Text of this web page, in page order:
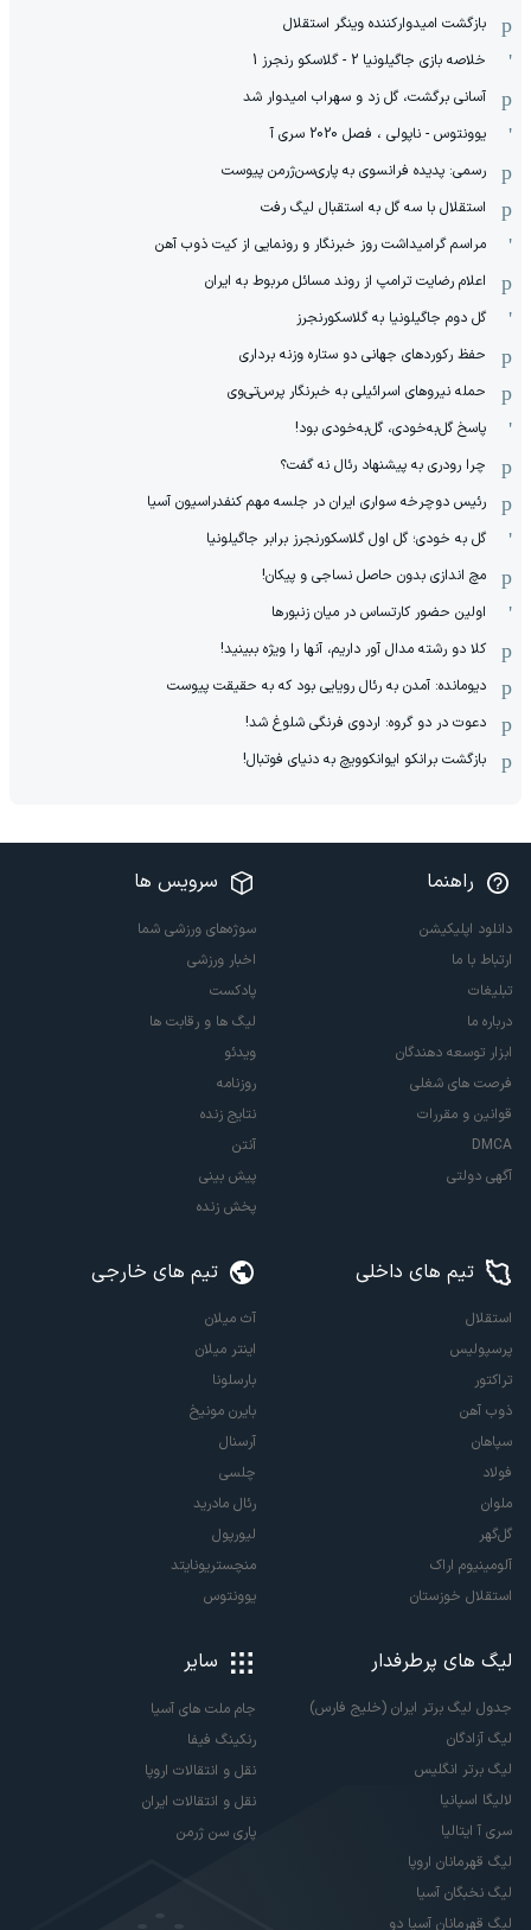
بازگشت امیدوارکننده وینگر استقلال
خلاصه بازی جاگیلونیا 2 - گلاسکو رنجرز 1
آسانی برگشت، گل زد و سهراب امیدوار شد
یوونتوس - ناپولی ، فصل 2020 سری آ
رسمی: پدیده فرانسوی به پاری‌سن‌ژرمن پیوست
استقلال با سه گل به استقبال لیگ رفت
مراسم گرامیداشت روز خبرنگار و رونمایی از کیت ذوب آهن
اعلام رضایت ترامپ از روند مسائل مربوط به ایران
گل دوم جاگیلونیا به گلاسکورنجرز
حفظ رکوردهای جهانی دو ستاره وزنه برداری
حمله نیروهای اسرائیلی به خبرنگار پرس‌تی‌وی
پاسخ گل‌به‌خودی، گل‌به‌خودی بود!
چرا رودری به پیشنهاد رئال نه گفت؟
رئیس دوچرخه سواری ایران در جلسه مهم کنفدراسیون آسیا
گل به خودی؛ گل اول گلاسکورنجرز برابر جاگیلونیا
مچ اندازی بدون حاصل نساجی و پیکان!
اولین حضور کارتساس در میان زنبورها
کلا دو‌ رشته مدال آور داریم، آنها را ویژه ببینید!
دیومانده: آمدن به رئال رویایی بود که به حقیقت پیوست
دعوت در دو گروه: اردوی فرنگی شلوغ شد!
بازگشت برانکو ایوانکوویچ به دنیای فوتبال!
راهنما
دانلود اپلیکیشن
ارتباط با ما
تبلیغات
درباره ما
ابزار توسعه دهندگان
فرصت های شغلی
قوانین و مقررات
DMCA
آگهی دولتی
سرویس ها
سوژه‌های ورزشی شما
اخبار ورزشی
پادکست
لیگ ها و رقابت ها
ویدئو
روزنامه
نتایج زنده
آنتن
پیش بینی
پخش زنده
تیم های داخلی
استقلال
پرسپولیس
تراکتور
ذوب آهن
سپاهان
فولاد
ملوان
گل‌گهر
آلومینیوم اراک
استقلال خوزستان
تیم های خارجی
آث میلان
اینتر میلان
بارسلونا
بایرن مونیخ
آرسنال
چلسی
رئال مادرید
لیورپول
منچستریونایتد
یوونتوس
لیگ های پرطرفدار
جدول لیگ برتر ایران (خلیج فارس)
لیگ آزادگان
لیگ برتر انگلیس
لالیگا اسپانیا
سری آ ایتالیا
لیگ قهرمانان اروپا
لیگ نخبگان آسیا
لیگ قهرمانان آسیا دو
سایر
جام ملت های آسیا
رنکینگ فیفا
نقل و انتقالات اروپا
نقل و انتقالات ایران
پاری سن ژرمن